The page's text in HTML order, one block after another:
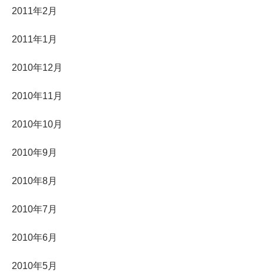
2011年2月
2011年1月
2010年12月
2010年11月
2010年10月
2010年9月
2010年8月
2010年7月
2010年6月
2010年5月